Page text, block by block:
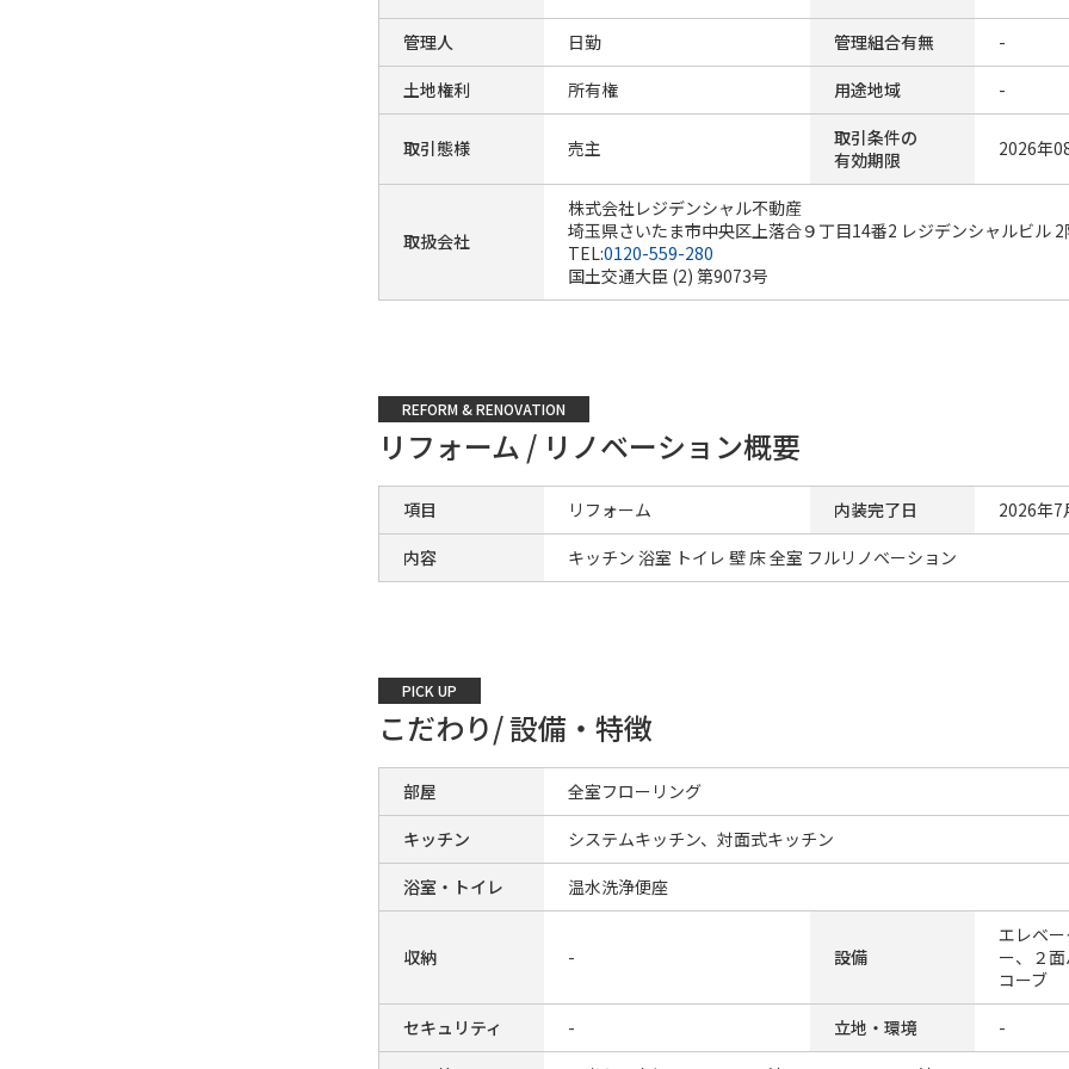
管理人
日勤 管理組合有無
-
土地権利
所有権 用途地域 -
取引態様 売主
取引条件の
有効期限
2026年
取扱会社
株式会社レジデンシャル不動産
埼玉県さいたま市中央区上落合９丁目14番2 レジデンシャルビル 2
TEL:0120-559-280
国土交通大臣 (2) 第9073号
REFORM & RENOVATION
リフォーム / リノベーション概要
項目 リフォーム 内装完了日
2026年7
内容
キッチン 浴室 トイレ 壁 床 全室 フルリノベーション
PICK UP
こだわり/ 設備・特徴
部屋
全室フローリング
キッチン
システムキッチン、対面式キッチン
浴室・トイレ
温水洗浄便座
収納 - 設備
エレベ
ー、２
コーブ
セキュリティ
- 立地・環境
-